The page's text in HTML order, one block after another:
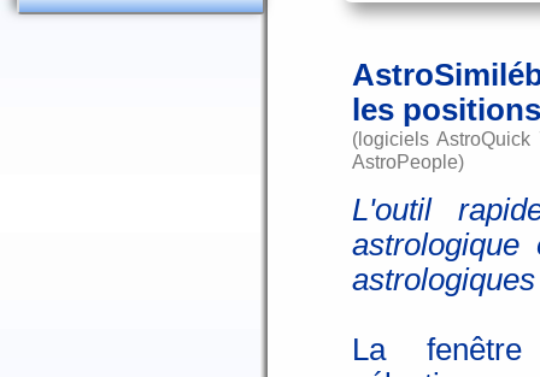
les
(logiciels
AstroPeople)
L'outil
La fenêtre